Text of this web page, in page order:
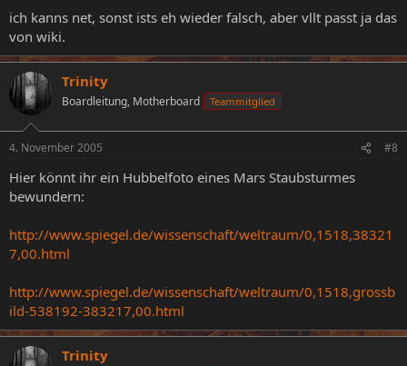
ich kanns net, sonst ists eh wieder falsch, aber vllt passt ja das
von wiki.
Trinity
Boardleitung, Motherboard Teammitglied
4. November 2005 #8
Hier könnt ihr ein Hubbelfoto eines Mars Staubsturmes
bewundern:
http://www.spiegel.de/wissenschaft/weltraum/0,1518,38321
7,00.html
http://www.spiegel.de/wissenschaft/weltraum/0,1518,grossb
ild-538192-383217,00.html
Trinity